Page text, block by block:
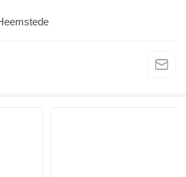
Bajos, 2105 Heemstede